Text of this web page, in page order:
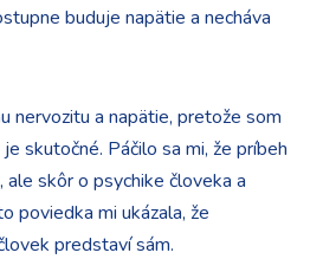
buduje napätie a necháva
nervozitu a napätie, pretože som
skutočné. Páčilo sa mi, že príbeh
skôr o psychike človeka a
poviedka mi ukázala, že
predstaví sám.